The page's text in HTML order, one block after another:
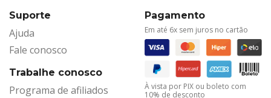
Suporte
Ajuda
Fale conosco
Trabalhe conosco
Programa de afiliados
Pagamento
Em até 6x sem juros no cartão
À vista por PIX ou boleto com
10% de desconto